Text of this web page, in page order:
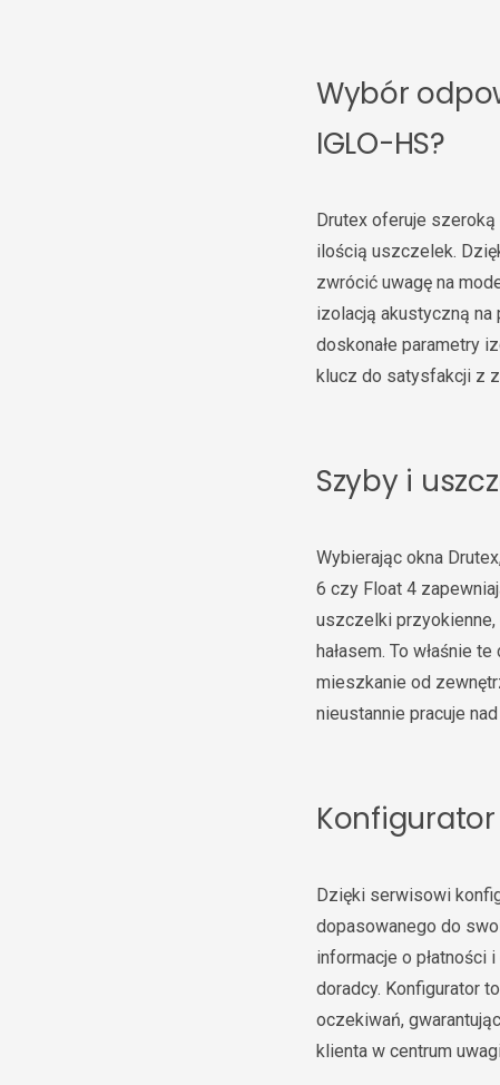
Wybór
IGLO-HS?
Drutex oferuje
ilością uszczelek.
zwrócić uwagę na
izolacją akustyczną na
doskonałe parametry
klucz do satysfakcji z
Szyby i
Wybierając okna
6 czy Float 4
uszczelki przyokienne,
hałasem. To właśnie
mieszkanie od
nieustannie pracuje
Dzięki serwisowi
dopasowanego do
informacje o
doradcy. Konfigurator
oczekiwań,
klienta w centrum